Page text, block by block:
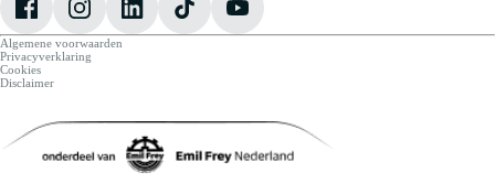
Algemene voorwaarden
Privacyverklaring
Cookies
Disclaimer